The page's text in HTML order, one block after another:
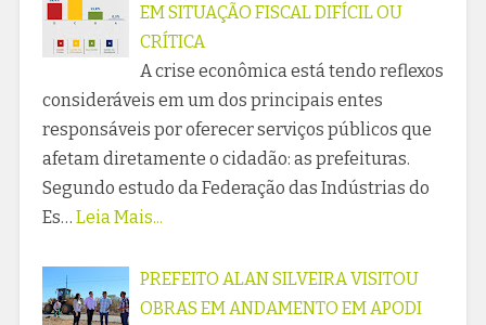
EM SITUAÇÃO FISCAL DIFÍCIL OU
CRÍTICA
A crise econômica está tendo reflexos
consideráveis em um dos principais entes
responsáveis por oferecer serviços públicos que
afetam diretamente o cidadão: as prefeituras.
Segundo estudo da Federação das Indústrias do
Es… Leia Mais...
PREFEITO ALAN SILVEIRA VISITOU
OBRAS EM ANDAMENTO EM APODI